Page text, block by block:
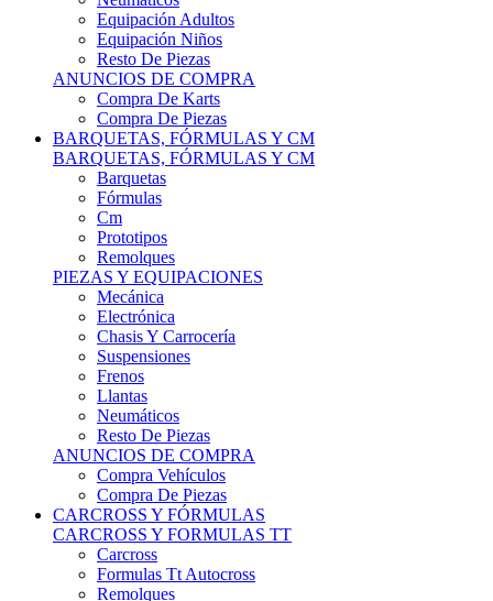
Equipación Niños
Resto De Piezas
ANUNCIOS DE COMPRA
Compra De Karts
Compra De Piezas
BARQUETAS, FÓRMULAS Y CM
BARQUETAS, FÓRMULAS Y CM
Barquetas
Fórmulas
Cm
Prototipos
Remolques
PIEZAS Y EQUIPACIONES
Mecánica
Electrónica
Chasis Y Carrocería
Suspensiones
Frenos
Llantas
Neumáticos
Resto De Piezas
ANUNCIOS DE COMPRA
Compra Vehículos
Compra De Piezas
CARCROSS Y FÓRMULAS
CARCROSS Y FORMULAS TT
Carcross
Formulas Tt Autocross
Remolques
PIEZAS Y EQUIPACIONES